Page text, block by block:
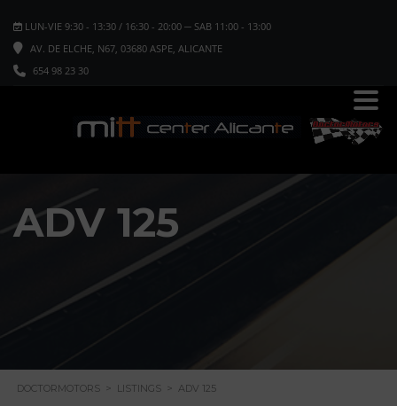
LUN-VIE 9:30 - 13:30 / 16:30 - 20:00 ─ SAB 11:00 - 13:00
AV. DE ELCHE, N67, 03680 ASPE, ALICANTE
654 98 23 30
ADV 125
DOCTORMOTORS > LISTINGS > ADV 125